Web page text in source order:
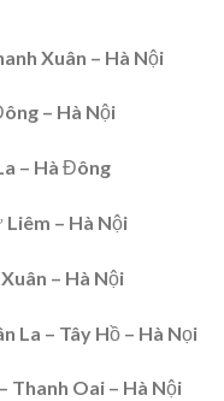
Xuân – Hà Nội
– Hà Nội
– Hà Đông
– Hà Nội
– Hà Nội
La – Tây Hồ – Hà Nọi
Thanh Oai – Hà Nội